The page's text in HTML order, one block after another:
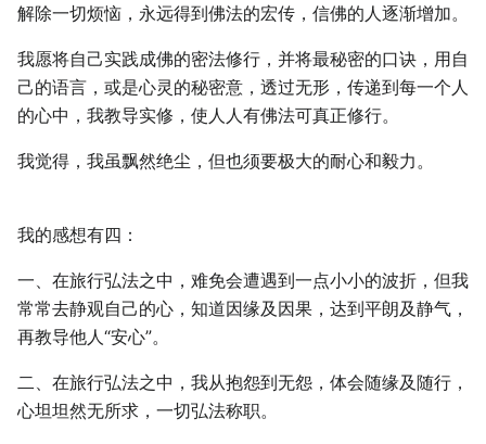
解除一切烦恼，永远得到佛法的宏传，信佛的人逐渐增加。
我愿将自己实践成佛的密法修行，并将最秘密的口诀，用自
己的语言，或是心灵的秘密意，透过无形，传递到每一个人
的心中，我教导实修，使人人有佛法可真正修行。
我觉得，我虽飘然绝尘，但也须要极大的耐心和毅力。
我的感想有四：
一、在旅行弘法之中，难免会遭遇到一点小小的波折，但我
常常去静观自己的心，知道因缘及因果，达到平朗及静气，
再教导他人“安心”。
二、在旅行弘法之中，我从抱怨到无怨，体会随缘及随行，
心坦坦然无所求，一切弘法称职。